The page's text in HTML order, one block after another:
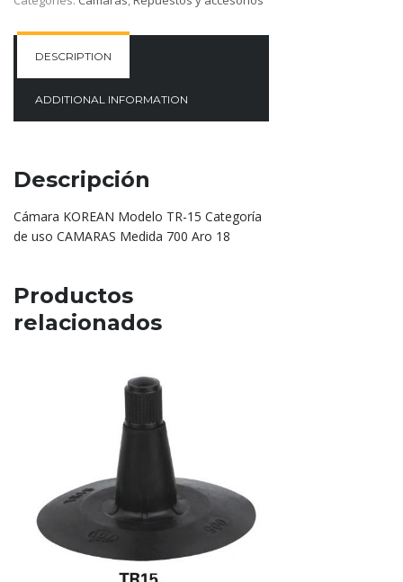
DESCRIPTION
ADDITIONAL INFORMATION
Descripción
Cámara KOREAN Modelo TR-15 Categoría
de uso CAMARAS Medida 700 Aro 18
Productos
relacionados